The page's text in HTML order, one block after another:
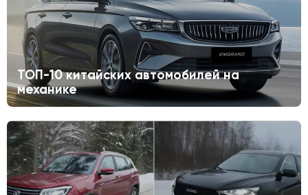
ТОП-10 китайских автомобилей на
механике